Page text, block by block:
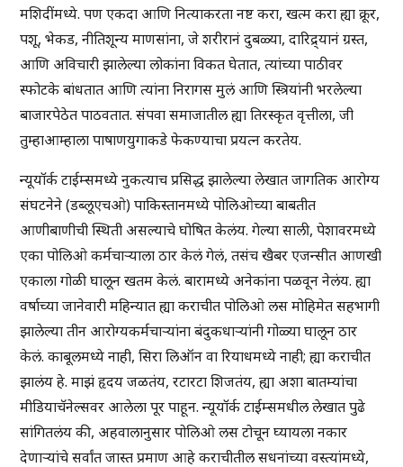
मशिदींमध्ये. पण एकदा आणि नित्याकरता नष्ट करा, खत्म करा ह्या क्रूर,
पशू, भेकड, नीतिशून्य माणसांना, जे शरीरानं दुबळ्या, दारिद्र्यानं ग्रस्त,
आणि अविचारी झालेल्या लोकांना विकत घेतात, त्यांच्या पाठीवर
स्फोटके बांधतात आणि त्यांना निरागस मुलं आणि स्त्रियांनी भरलेल्या
बाजारपेठेत पाठवतात. संपवा समाजातील ह्या तिरस्कृत वृत्तीला, जी
तुम्हाआम्हाला पाषाणयुगाकडे फेकण्याचा प्रयत्न करतेय.
न्यूयॉर्क टाईम्समध्ये नुकत्याच प्रसिद्ध झालेल्या लेखात जागतिक आरोग्य
संघटनेने (डब्लूएचओ) पाकिस्तानमध्ये पोलिओच्या बाबतीत
आणीबाणीची स्थिती असल्याचे घोषित केलंय. गेल्या साली, पेशावरमध्ये
एका पोलिओ कर्मचाऱ्याला ठार केलं गेलं, तसंच खैबर एजन्सीत आणखी
एकाला गोळी घालून खतम केलं. बारामध्ये अनेकांना पळवून नेलंय. ह्या
वर्षाच्या जानेवारी महिन्यात ह्या कराचीत पोलिओ लस मोहिमेत सहभागी
झालेल्या तीन आरोग्यकर्मचाऱ्यांना बंदुकधाऱ्यांनी गोळ्या घालून ठार
केलं. काबूलमध्ये नाही, सिरा लिऑन वा रियाधमध्ये नाही; ह्या कराचीत
झालंय हे. माझं हृदय जळतंय, रटारटा शिजतंय, ह्या अशा बातम्यांचा
मीडियाचॅनेल्सवर आलेला पूर पाहून. न्यूयॉर्क टाईम्समधील लेखात पुढे
सांगितलंय की, अहवालानुसार पोलिओ लस टोचून घ्यायला नकार
देणाऱ्यांचे सर्वांत जास्त प्रमाण आहे कराचीतील सधनांच्या वस्त्यांमध्ये,